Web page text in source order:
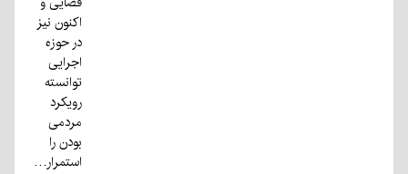
اکنون نیز
در حوزه
اجرایی
توانسته
رویکرد
مردمی
بودن را
استمرار…